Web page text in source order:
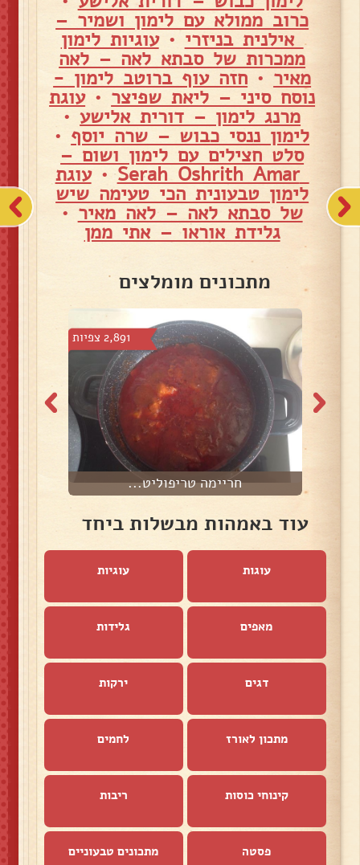
כרוב ממולא עם לימון ושמיר –
אילנית בניזרי •עוגיות לימון
ממכרות של סבתא לאה – לאה
מאיר • חזה עוף ברוטב לימון -
נוסח סיני – ליאת שפיצר •עוגת
מרנג לימון – דורית אלישע•
לימון ננסי כבוש – שרה יוסף •
סלט חצילים עם לימון ושום –
Serah Oshrith Amar
•עוגת
לימון טבעונית הכי טעימה שיש
של סבתא לאה – לאה מאיר •
גלידת אוראו – אתי ממן
מתכונים מומלצים
2,891 צפיות
חריימה טריפוליט...
עוד באמהות מבשלות ביחד
עוגות עוגיות
מאפים גלידות
דגים ירקות
מתכון לאורז לחמים
קינוחי כוסות ריבות
פסטה מתכונים טבעוניים